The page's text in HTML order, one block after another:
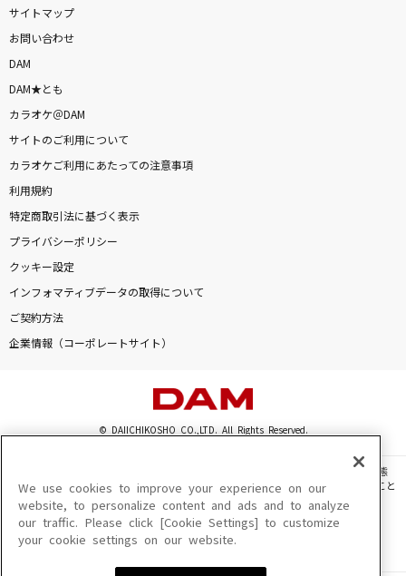
サイトマップ
お問い合わせ
DAM
DAM★とも
カラオケ＠DAM
サイトのご利用について
カラオケご利用にあたっての注意事項
利用規約
特定商取引法に基づく表示
プライバシーポリシー
クッキー設定
インフォマティブデータの取得について
ご契約方法
企業情報（コーポレートサイト）
© DAIICHIKOSHO CO.,LTD. All Rights Reserved.
このサイトに掲載されている一切の文章・画像・写真・動画・音声等を、手段や形態
を問わず、著作権法の定める範囲を超えて無断で複製、転載、ファイル化などすること
を禁じます。
楽曲及びコンテンツは、機種によりご利用いただけない場合があります。
楽曲及びコンテンツの配信日、配信内容が変更になる場合があります。
We use cookies to improve your experience on our
website, to personalize content and ads and to analyze
our traffic. Please click [Cookie Settings] to customize
your cookie settings on our website.